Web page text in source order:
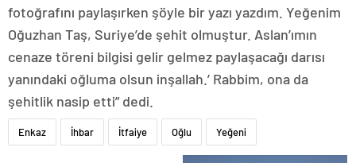
fotoğrafını paylaşırken şöyle bir yazı yazdım. Yeğenim
Oğuzhan Taş, Suriye’de şehit olmuştur. Aslan’ımın
cenaze töreni bilgisi gelir gelmez paylaşacağı darısı
yanındaki oğluma olsun inşallah.’ Rabbim, ona da
şehitlik nasip etti” dedi.
Enkaz İhbar İtfaiye Oğlu Yeğeni